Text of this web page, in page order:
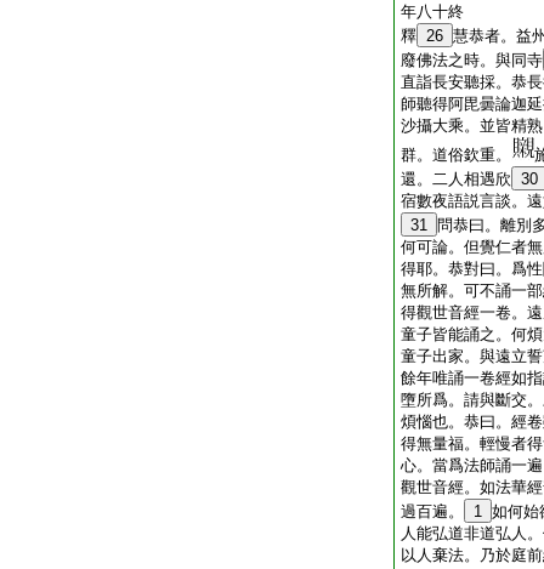
年八十終
釋 26 慧恭者。益
廢佛法之時。與同寺
直詣長安聽採。恭
師聽得阿毘曇論迦
沙攝大乘。並皆精
群。道俗欽重。
還。二人相遇欣 30
宿數夜語説言談。
31 問恭曰。離別
何可論。但覺仁者
得耶。恭對曰。爲
無所解。可不誦一
得觀世音經一卷。
童子皆能誦之。何
童子出家。與遠立
餘年唯誦一卷經如
墮所爲。請與斷交
煩惱也。恭曰。經
得無量福。輕慢者
心。當爲法師誦一
觀世音經。如法華
過百遍。
1 如何始
人能弘道非道弘人
以人棄法。乃於庭